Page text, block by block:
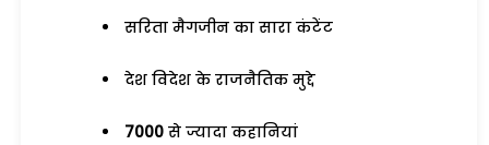
सरिता मैगजीन का सारा कंटेंट
देश विदेश के राजनैतिक मुद्दे
7000 से ज्यादा कहानियां